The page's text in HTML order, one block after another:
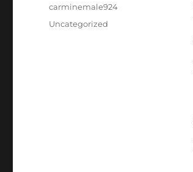
Author
carminemale924
Posted
Categories
Uncategorized